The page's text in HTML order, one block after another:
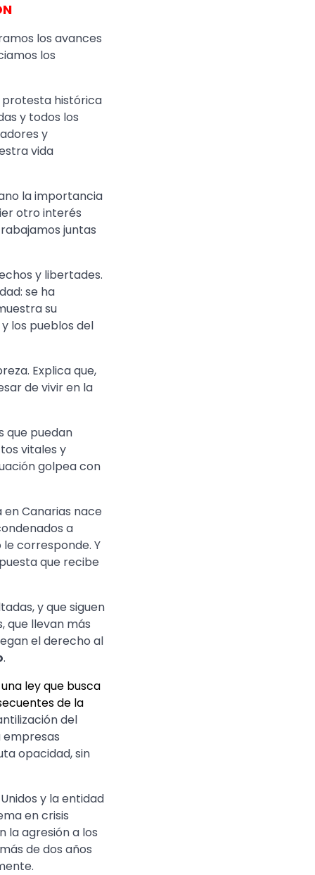
los avances
los
protesta histórica
y todos los
y
vida
la importancia
otro interés
juntas
y libertades.
se ha
su
los pueblos del
Explica que,
de vivir en la
que puedan
vitales y
golpea con
en Canarias nace
a
corresponde. Y
que recibe
y que siguen
que llevan más
el derecho al
.
ley que busca
de la
del
empresas
opacidad, sin
y la entidad
en crisis
la agresión a los
de dos años